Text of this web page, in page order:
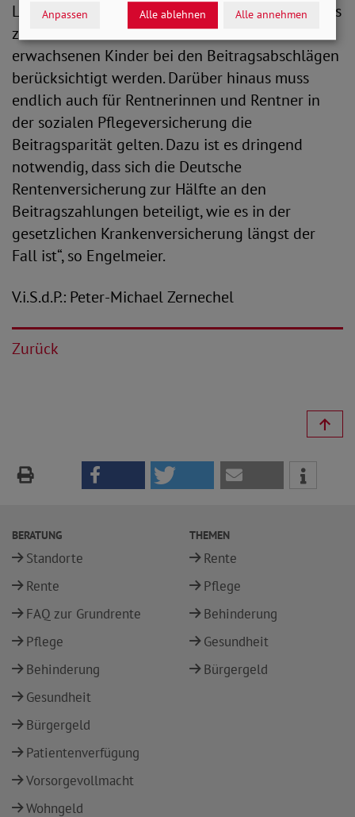
Lebensjahr der Kinder gelten. Das bringt das Fass
zum überlaufen! Hier müssen auch die bereits
erwachsenen Kinder bei den Beitragsabschlägen
berücksichtigt werden. Darüber hinaus muss
endlich auch für Rentnerinnen und Rentner in
der sozialen Pflegeversicherung die
Beitragsparität gelten. Dazu ist es dringend
notwendig, dass sich die Deutsche
Rentenversicherung zur Hälfte an den
Beitragszahlungen beteiligt, wie es in der
gesetzlichen Krankenversicherung längst der
Fall ist“, so Engelmeier.
V.i.S.d.P.: Peter-Michael Zernechel
Zurück
BERATUNG
Standorte
Rente
FAQ zur Grundrente
Pflege
Behinderung
Gesundheit
Bürgergeld
Patientenverfügung
Vorsorgevollmacht
Wohngeld
THEMEN
Rente
Pflege
Behinderung
Gesundheit
Bürgergeld
Anpassen Alle ablehnen Alle annehmen